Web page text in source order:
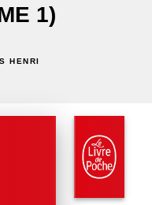
1)
HENRI